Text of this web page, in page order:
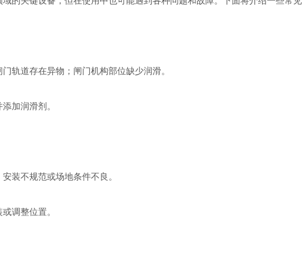
道存在异物；闸门机构部位缺少润滑。
加润滑剂。
不规范或场地条件不良。
调整位置。